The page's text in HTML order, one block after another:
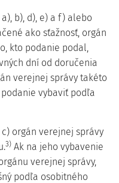
b), d), e) a f) alebo
ako sťažnosť, orgán
kto podanie podal,
dní od doručenia
verejnej správy takéto
vybaviť podľa
orgán verejnej správy
3) Ak na jeho vybavenie
verejnej správy,
podľa osobitného